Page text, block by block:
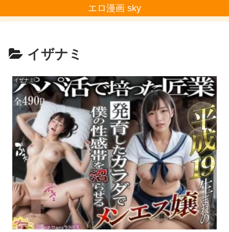
エロ漫画 sky
イザナミ
イザナミ